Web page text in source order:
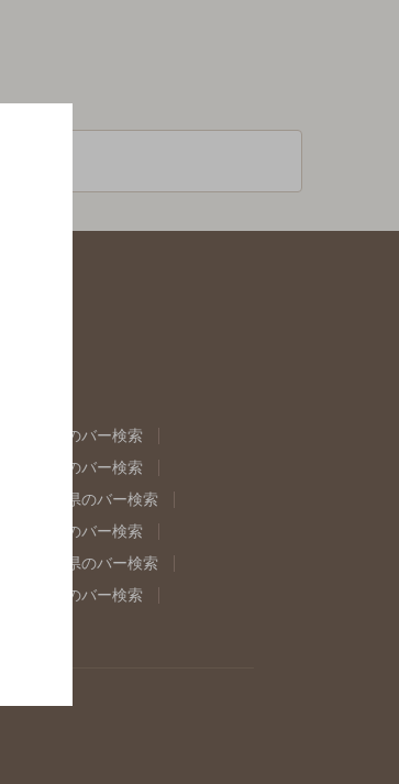
福島県のバー検索
東京都のバー検索
岐阜県のバー検索
奈良県のバー検索
島根県のバー検索
佐賀県のバー検索